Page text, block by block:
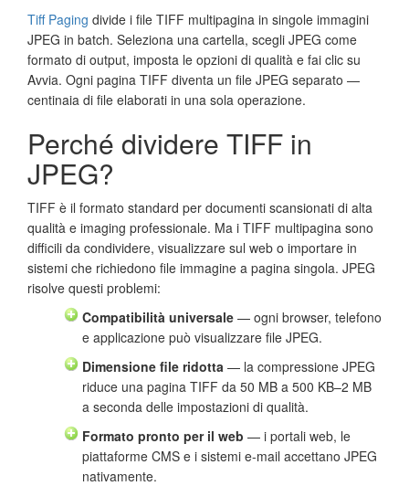
Tiff Paging divide i file TIFF multipagina in singole immagini
JPEG in batch. Seleziona una cartella, scegli JPEG come
formato di output, imposta le opzioni di qualità e fai clic su
Avvia. Ogni pagina TIFF diventa un file JPEG separato —
centinaia di file elaborati in una sola operazione.
Perché dividere TIFF in
JPEG?
TIFF è il formato standard per documenti scansionati di alta
qualità e imaging professionale. Ma i TIFF multipagina sono
difficili da condividere, visualizzare sul web o importare in
sistemi che richiedono file immagine a pagina singola. JPEG
risolve questi problemi:
Compatibilità universale — ogni browser, telefono
e applicazione può visualizzare file JPEG.
Dimensione file ridotta — la compressione JPEG
riduce una pagina TIFF da 50 MB a 500 KB–2 MB
a seconda delle impostazioni di qualità.
Formato pronto per il web — i portali web, le
piattaforme CMS e i sistemi e-mail accettano JPEG
nativamente.